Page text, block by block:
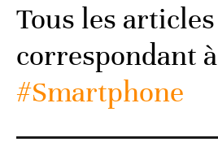
Tous les articles
correspondant à
#Smartphone